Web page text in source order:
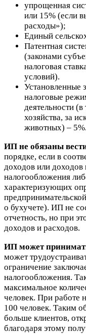
упрощенная
или 15% (если
расходы»);
Единый
Патентная
(законами
налоговая
условий).
Установленные
налоговые
деятельности
хозяйства, за
животных) – 5%.
ИП не обязаны
порядке, если в
доходов или доходов
налогообложения
характеризующих
о бухучете). ИП не
отчетность, но при
доходов и расходов.
ИП может
может
ограничение
налогообложения.
максимальное
человек. При работе
100 человек. Таким
больше клиентов,
благодаря этому